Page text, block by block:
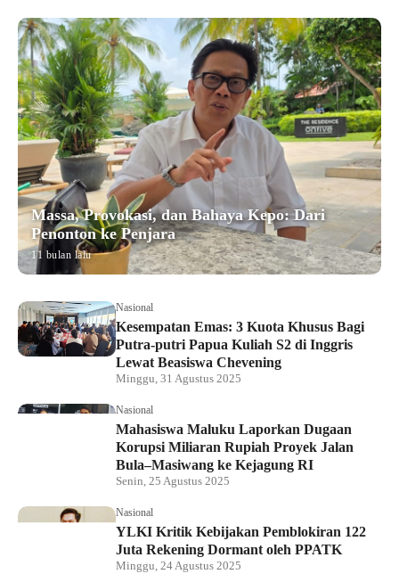
Massa, Provokasi, dan Bahaya Kepo: Dari
Penonton ke Penjara
11 bulan lalu
Nasional
Kesempatan Emas: 3 Kuota Khusus Bagi
Putra-putri Papua Kuliah S2 di Inggris
Lewat Beasiswa Chevening
Minggu, 31 Agustus 2025
Nasional
Mahasiswa Maluku Laporkan Dugaan
Korupsi Miliaran Rupiah Proyek Jalan
Bula–Masiwang ke Kejagung RI
Senin, 25 Agustus 2025
Nasional
YLKI Kritik Kebijakan Pemblokiran 122
Juta Rekening Dormant oleh PPATK
Minggu, 24 Agustus 2025